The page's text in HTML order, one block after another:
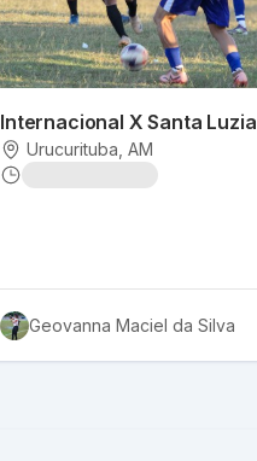
Internacional X Santa Luzia
Urucurituba , AM
Geovanna Maciel da Silva